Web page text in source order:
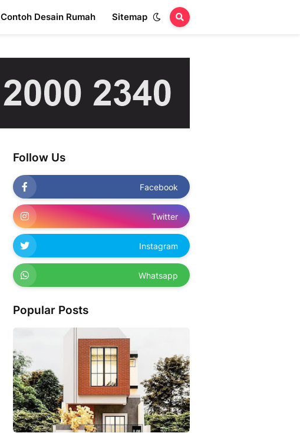
Contoh Desain Rumah Sitemap
Follow Us
Facebook
Twitter
Instagram
Whatsapp
Popular Posts